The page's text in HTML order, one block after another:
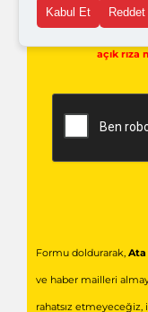
Kişisel
açık rıza
Formu doldurarak, Ata
ve haber mailleri
rahatsız etmeyeceğiz,
Kabul Et Reddet